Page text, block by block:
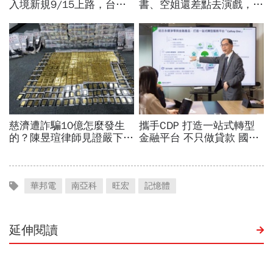
華邦電 南亞科 旺宏 記憶體
延伸閱讀